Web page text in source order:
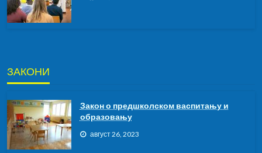
ЗАКОНИ
Закон о предшколском васпитању и
образовању
август 26, 2023